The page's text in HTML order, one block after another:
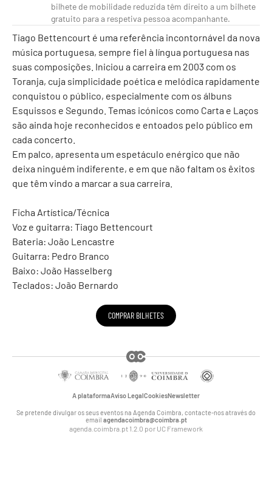
bilhete de mobilidade reduzida têm direito a um bilhete
gratuito para a respetiva pessoa acompanhante.
Tiago Bettencourt é uma referência incontornável da nova
música portuguesa, sempre fiel à língua portuguesa nas
suas composições. Iniciou a carreira em 2003 com os
Toranja, cuja simplicidade poética e melódica rapidamente
conquistou o público, especialmente com os álbuns
Esquissos e Segundo. Temas icónicos como Carta e Laços
são ainda hoje reconhecidos e entoados pelo público em
cada concerto.
Em palco, apresenta um espetáculo enérgico que não
deixa ninguém indiferente, e em que não faltam os êxitos
que têm vindo a marcar a sua carreira.
Ficha Artística/Técnica
Voz e guitarra: Tiago Bettencourt
Bateria: João Lencastre
Guitarra: Pedro Branco
Baixo: João Hasselberg
Teclados: João Bernardo
COMPRAR BILHETES
A plataformaAviso LegalCookiesNewsletter
Se pretende divulgar os seus eventos na Agenda Coimbra, contacte-nos através do
email agendacoimbra@coimbra.pt
agenda.coimbra.pt 1.2.0 por UC Framework